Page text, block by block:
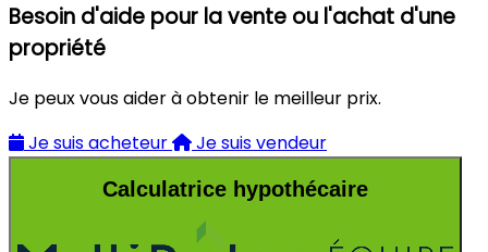
Besoin d'aide pour la vente ou l'achat d'une
propriété
Je peux vous aider à obtenir le meilleur prix.
Je suis acheteur
Je suis vendeur
Calculatrice hypothécaire